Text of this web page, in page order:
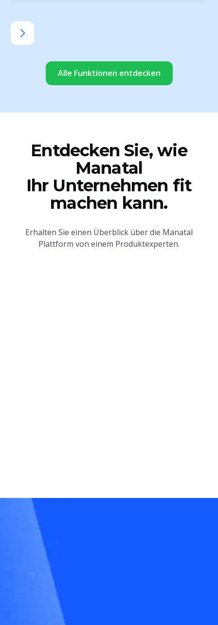
Alle Funktionen entdecken
Entdecken Sie, wie
Manatal
Ihr Unternehmen fit
machen kann.
Erhalten Sie einen Überblick über die Manatal
Plattform von einem Produktexperten.